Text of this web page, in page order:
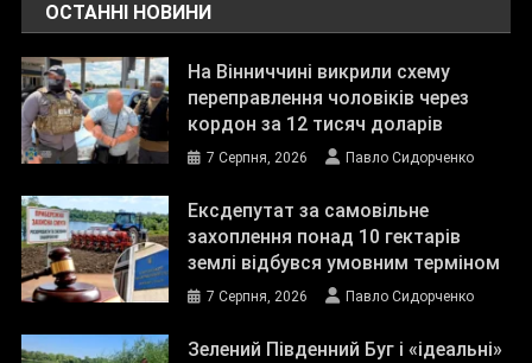
ОСТАННІ НОВИНИ
На Вінниччині викрили схему
переправлення чоловіків через
кордон за 12 тисяч доларів
7 Серпня, 2026 Павло Сидорченко
Ексдепутат за самовільне
захоплення понад 10 гектарів
землі відбувся умовним терміном
7 Серпня, 2026 Павло Сидорченко
Зелений Південний Буг і «ідеальні»